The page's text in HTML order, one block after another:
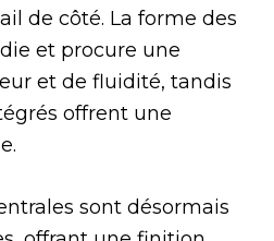
de côté. La forme des
et procure une
et de fluidité, tandis
offrent une
sont désormais